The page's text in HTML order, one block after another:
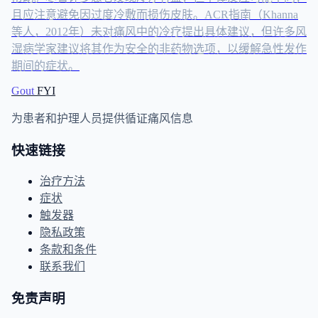
且应注意避免因过度冷敷而损伤皮肤。ACR指南（Khanna
等人，2012年）未对痛风中的冷疗提出具体建议，但许多风
湿病学家建议将其作为安全的非药物选项，以缓解急性发作
期间的症状。
Gout FYI
为患者和护理人员提供循证痛风信息
快速链接
治疗方法
症状
触发器
隐私政策
条款和条件
联系我们
免责声明